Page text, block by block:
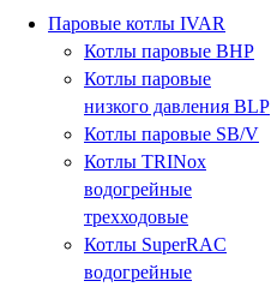
Паровые котлы IVAR
Котлы паровые BHP
Котлы паровые
низкого давления BLP
Котлы паровые SB/V
Котлы TRINox
водогрейные
трехходовые
Котлы SuperRAC
водогрейные